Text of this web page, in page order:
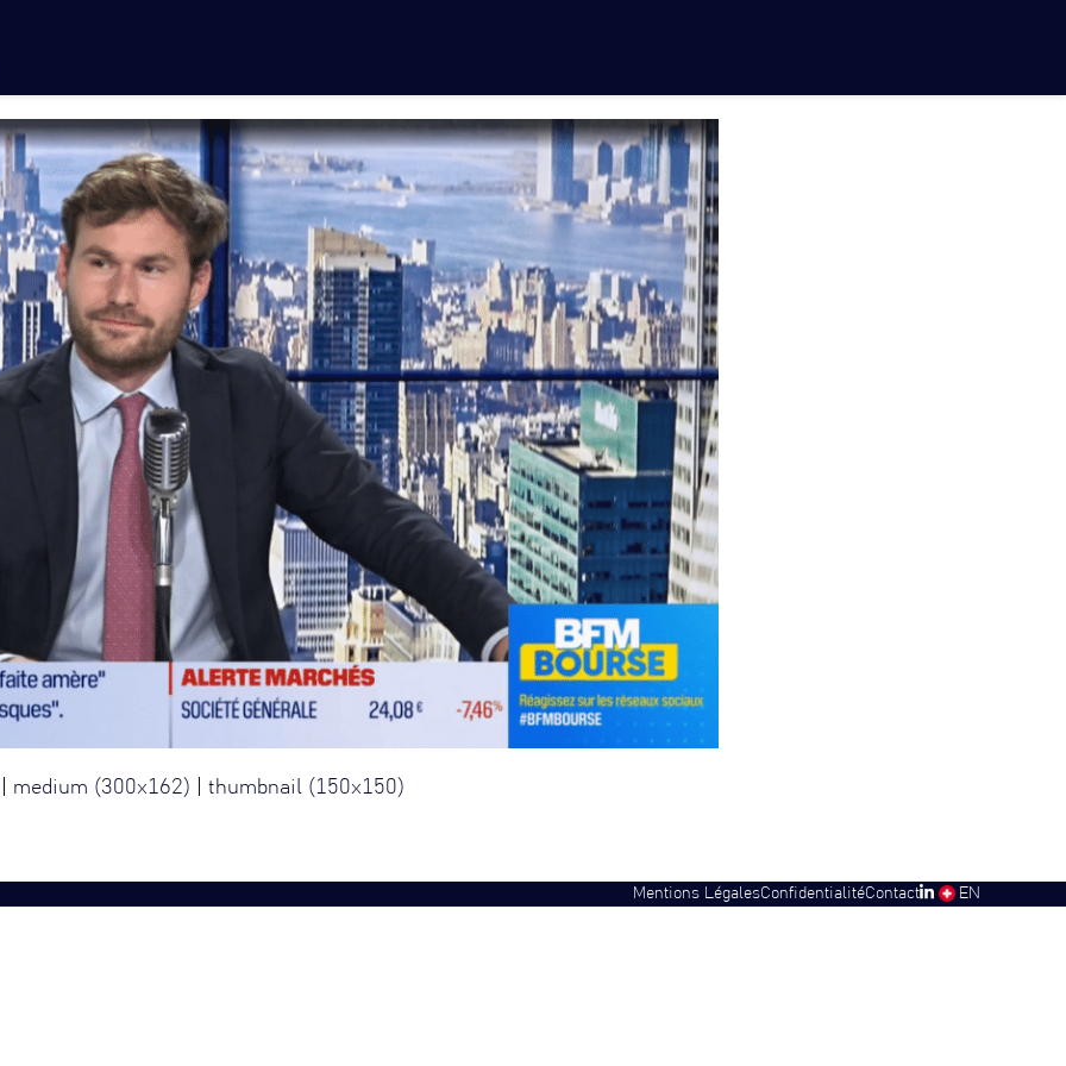
medium (300x162) thumbnail (150x150)
Mentions LégalesConfidentialitéContact SW EN